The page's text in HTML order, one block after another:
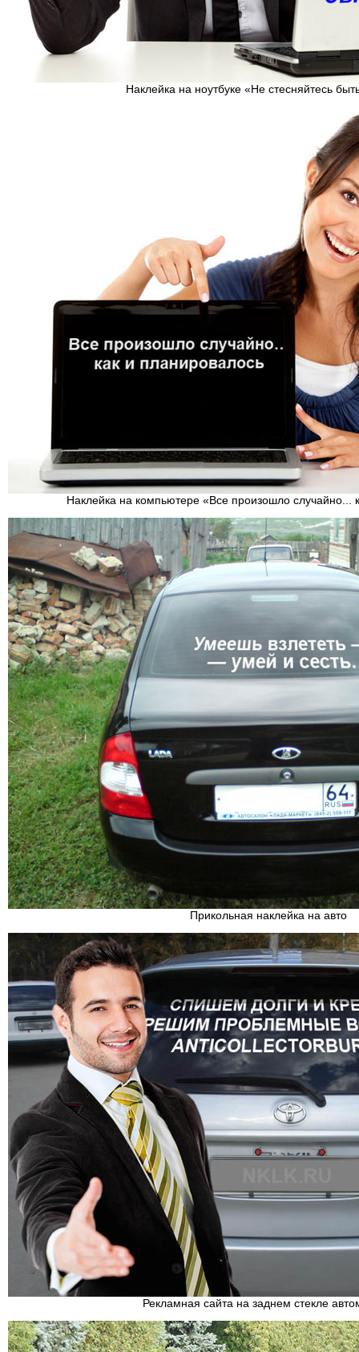
Наклейка на ноутбуке «Не стесняйтесь
Наклейка на компьютере «Все произошло случайно...
Прикольная наклейка на авто
Рекламная сайта на заднем стекле